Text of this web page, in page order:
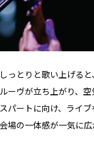
っとりと歌い上げる
ーヴが立ち上がり、
パートに向け、ライ
場の一体感が一気に広